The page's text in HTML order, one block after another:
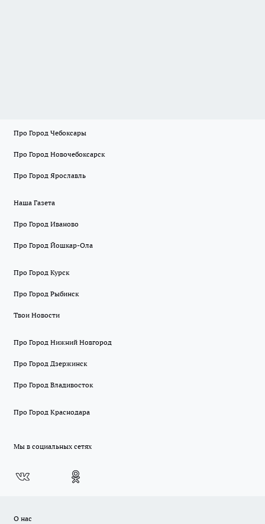
Про Город Чебоксары
Про Город Новочебоксарск
Про Город Ярославль
Наша Газета
Про Город Иваново
Про Город Йошкар-Ола
Про Город Курск
Про Город Рыбинск
Твои Новости
Про Город Нижний Новгород
Про Город Дзержинск
Про Город Владивосток
Про Город Краснодара
Мы в социальных сетях
О нас